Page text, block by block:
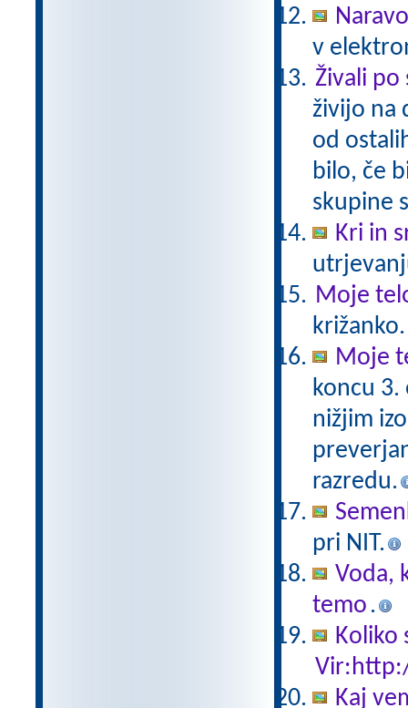
v
Živali po
živijo na
od
bilo, če
skupine
Kri in
Moje
Moje
koncu 3.
nižjim
razredu.
pri NIT.
Voda,
temo.
Koliko
Kaj